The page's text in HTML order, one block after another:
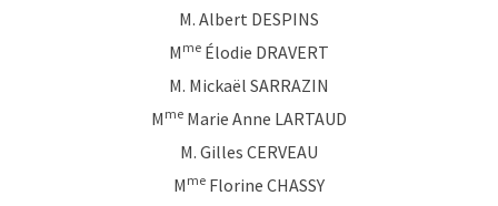
M. Albert DESPINS
M me Élodie DRAVERT
M. Mickaël SARRAZIN
M me Marie Anne LARTAUD
M. Gilles CERVEAU
M me Florine CHASSY